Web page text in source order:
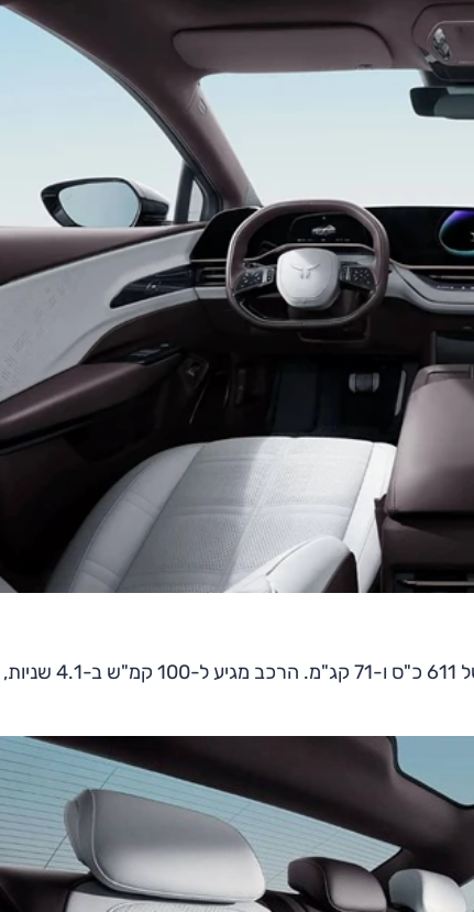
בגרסת 'פרפורמנס' עם שני מנועים/הנעה כפולה, הספק מרבי של 611 כ"ס ו-71 קג"מ. הרכב מגיע ל-100 קמ"ש ב-4.1 שניות,